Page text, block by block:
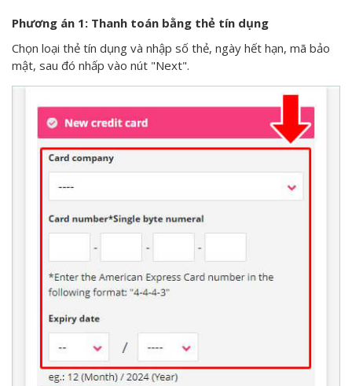
Phương án 1: Thanh toán bằng thẻ tín dụng
Chọn loại thẻ tín dụng và nhập số thẻ, ngày hết hạn, mã bảo
mật, sau đó nhấp vào nút "Next".